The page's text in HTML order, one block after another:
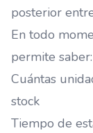
posterior
En todo
permite saber:
Cuántas
stock
Tiempo de